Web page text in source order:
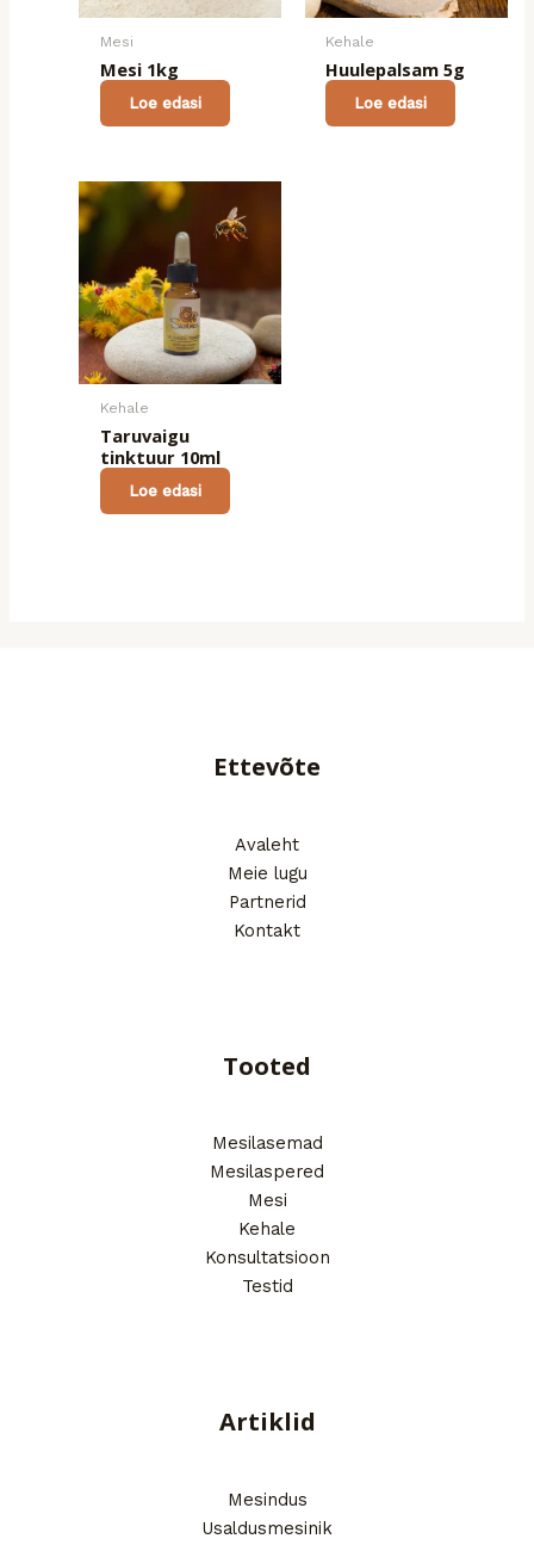
Mesi
Mesi 1kg
Loe edasi
Kehale
Huulepalsam 5g
Loe edasi
Kehale
Taruvaigu
tinktuur 10ml
Loe edasi
Ettevõte
Avaleht
Meie lugu
Partnerid
Kontakt
Tooted
Mesilasemad
Mesilaspered
Mesi
Kehale
Konsultatsioon
Testid
Artiklid
Mesindus
Usaldusmesinik